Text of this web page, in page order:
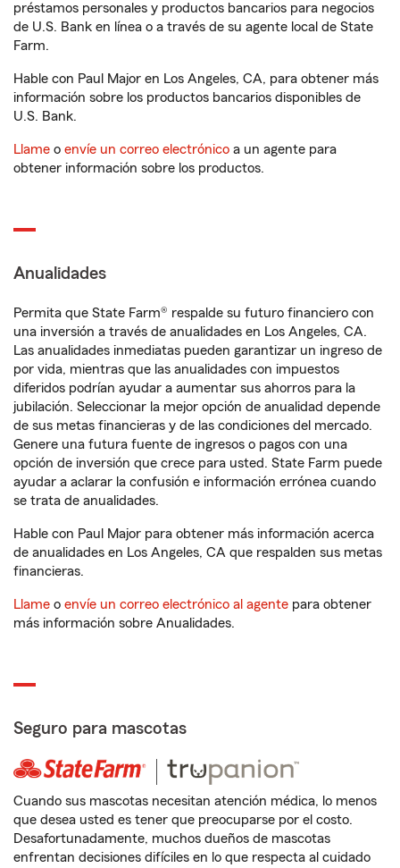
préstamos personales y productos bancarios para negocios
de U.S. Bank en línea o a través de su agente local de State
Farm.
Hable con Paul Major en Los Angeles, CA, para obtener más
información sobre los productos bancarios disponibles de
U.S. Bank.
Llame o envíe un correo electrónico a un agente para
obtener información sobre los productos.
Anualidades
Permita que State Farm® respalde su futuro financiero con
una inversión a través de anualidades en Los Angeles, CA.
Las anualidades inmediatas pueden garantizar un ingreso de
por vida, mientras que las anualidades con impuestos
diferidos podrían ayudar a aumentar sus ahorros para la
jubilación. Seleccionar la mejor opción de anualidad depende
de sus metas financieras y de las condiciones del mercado.
Genere una futura fuente de ingresos o pagos con una
opción de inversión que crece para usted. State Farm puede
ayudar a aclarar la confusión e información errónea cuando
se trata de anualidades.
Hable con Paul Major para obtener más información acerca
de anualidades en Los Angeles, CA que respalden sus metas
financieras.
Llame o envíe un correo electrónico al agente para obtener
más información sobre Anualidades.
Seguro para mascotas
Cuando sus mascotas necesitan atención médica, lo menos
que desea usted es tener que preocuparse por el costo.
Desafortunadamente, muchos dueños de mascotas
enfrentan decisiones difíciles en lo que respecta al cuidado